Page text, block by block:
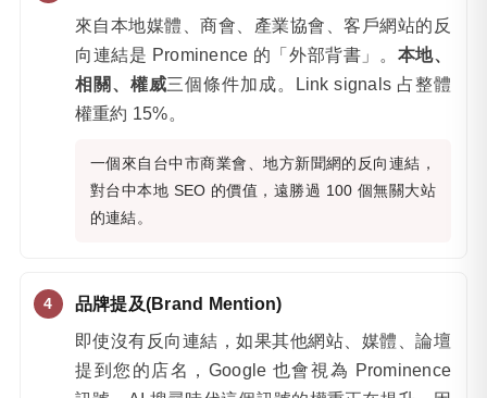
來自本地媒體、商會、產業協會、客戶網站的反
向連結是 Prominence 的「外部背書」。 本地、
相關、權威三個條件加成。Link signals 占整體
權重約 15%。
一個來自台中市商業會、地方新聞網的反向連結，
對台中本地 SEO 的價值，遠勝過 100 個無關大站
的連結。
品牌提及(Brand Mention)
即使沒有反向連結，如果其他網站、媒體、論壇
提到您的店名，Google 也會視為 Prominence